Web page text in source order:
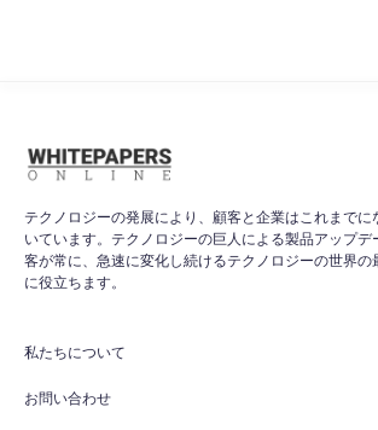
テクノロジーの発展により、顧客と企業はこれまでに
いています。テクノロジーの巨人による製品アップ
客が常に、急速に変化し続けるテクノロジーの世界
に役立ちます。
私たちについて
お問い合わせ